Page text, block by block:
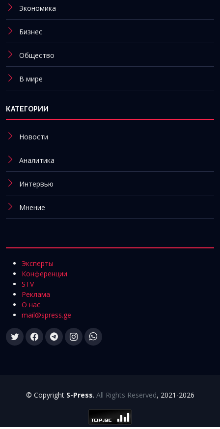
Экономика
Бизнес
Общество
В мире
КАТЕГОРИИ
Новости
Аналитика
Интервью
Мнение
Эксперты
Конференции
STV
Реклама
О нас
mail@spress.ge
© Copyright S-Press. All Rights Reserved, 2021-2026